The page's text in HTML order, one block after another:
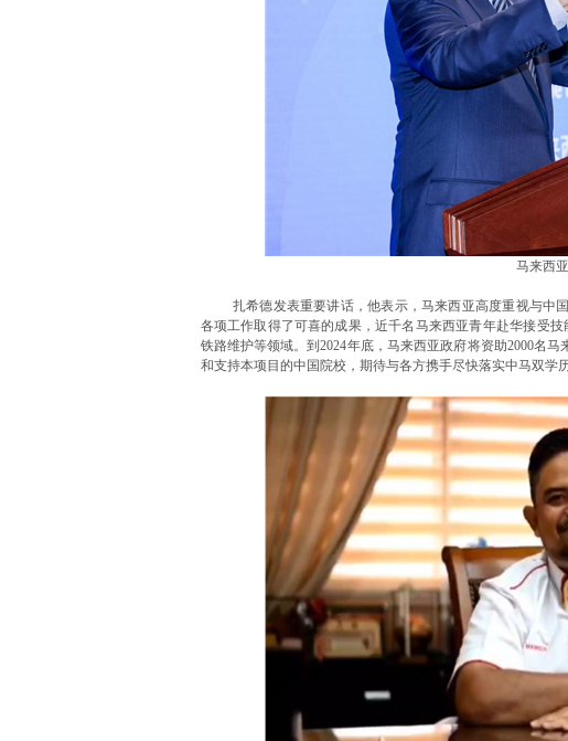
马来西
扎希德发表重要讲话，他表示，马来西亚高度重视与中
各项工作取得了可喜的成果，近千名马来西亚青年赴华接受
铁路维护等领域。到2024年底，马来西亚政府将资助2000名
和支持本项目的中国院校，期待与各方携手尽快落实中马双学